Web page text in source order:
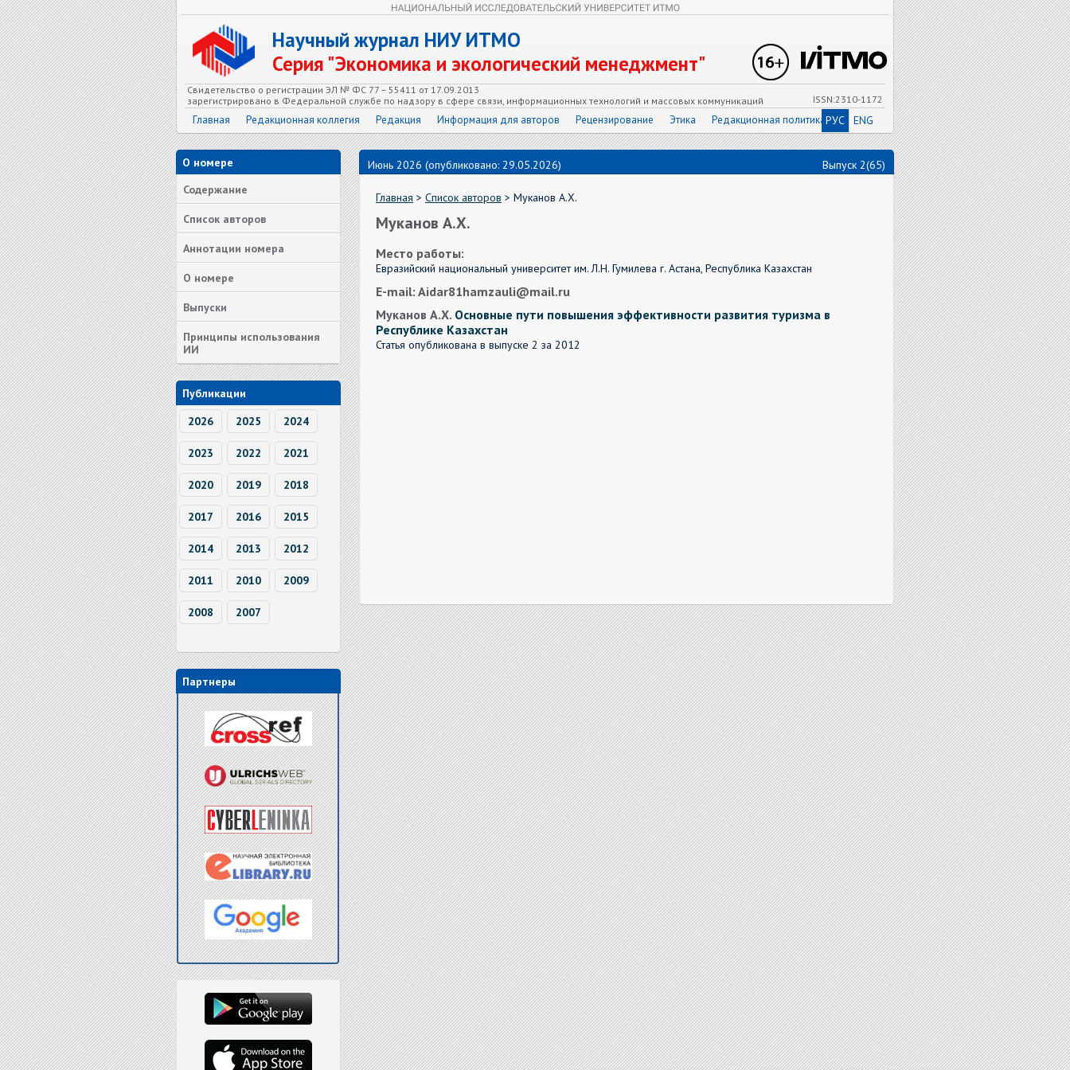
Научный журнал НИУ ИТМО
Серия "Экономика и экологический менеджмент"
Свидетельство о регистрации ЭЛ № ФС 77 – 55411 от 17.09.2013
зарегистрировано в Федеральной службе по надзору в сфере связи, информационных технологий и массовых коммуникаций
ISSN:2310-1172
Главная Редакционная коллегия Редакция Информация для авторов Рецензирование Этика Редакционная политика РУС ENG
О номере
Содержание
Список авторов
Аннотации номера
О номере
Выпуски
Принципы использования
ИИ
Публикации
2026
2025 2024
2023 2022 2021
2020 2019 2018
2017 2016 2015
2014 2013 2012
2011 2010 2009
2008 2007
Партнеры
Июнь 2026 (опубликовано: 29.05.2026) Выпуск 2(65)
Главная > Список авторов > Муканов А.Х.
Муканов А.Х.
Место работы:
Евразийский национальный университет им. Л.Н. Гумилева г. Астана, Республика Казахстан
E-mail: Aidar81hamzauli@mail.ru
Муканов А.Х. Основные пути повышения эффективности развития туризма в
Республике Казахстан
Статья опубликована в выпуске 2 за 2012